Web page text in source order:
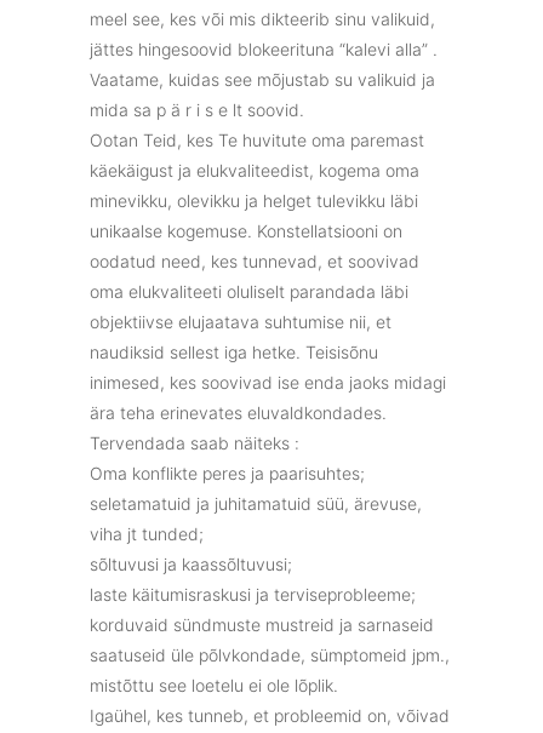
meel see, kes või mis dikteerib sinu valikuid,
jättes hingesoovid blokeerituna “kalevi alla” .
Vaatame, kuidas see mõjustab su valikuid ja
mida sa p ä r i s e lt soovid.
Ootan Teid, kes Te huvitute oma paremast
käekäigust ja elukvaliteedist, kogema oma
minevikku, olevikku ja helget tulevikku läbi
unikaalse kogemuse. Konstellatsiooni on
oodatud need, kes tunnevad, et soovivad
oma elukvaliteeti oluliselt parandada läbi
objektiivse elujaatava suhtumise nii, et
naudiksid sellest iga hetke. Teisisõnu
inimesed, kes soovivad ise enda jaoks midagi
ära teha erinevates eluvaldkondades.
Tervendada saab näiteks :
Oma konflikte peres ja paarisuhtes;
seletamatuid ja juhitamatuid süü, ärevuse,
viha jt tunded;
sõltuvusi ja kaassõltuvusi;
laste käitumisraskusi ja terviseprobleeme;
korduvaid sündmuste mustreid ja sarnaseid
saatuseid üle põlvkondade, sümptomeid jpm.,
mistõttu see loetelu ei ole lõplik.
Igaühel, kes tunneb, et probleemid on, võivad